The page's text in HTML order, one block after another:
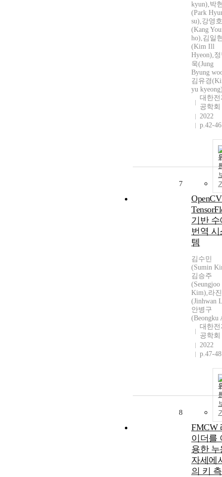
kyun),박
(Park
su),강영호
(Kang
ho),김일
(Kim Ill
Hyeon),
욱(Jung
Byung
김유경
yu
대한전
공학회
2022
p.42-46
7
기반 수
번역 시
템
김수민
(Sumin
김승주
(Seungjoo
Kim),라
(Jinhwan
안병구
(Beongku
대한전
공학회
2022
p.47-48
8
FMCW
이더를
용한 누
자세에
의 키